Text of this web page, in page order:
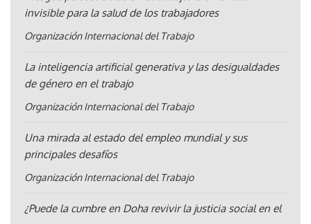
invisible para la salud de los trabajadores
Organización Internacional del Trabajo
La inteligencia artificial generativa y las desigualdades
de género en el trabajo
Organización Internacional del Trabajo
Una mirada al estado del empleo mundial y sus
principales desafíos
Organización Internacional del Trabajo
¿Puede la cumbre en Doha revivir la justicia social en el